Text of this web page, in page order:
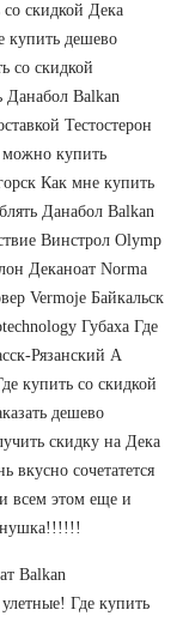
скидкой Дека
купить дешево
со скидкой
Данабол Balkan
Тестостерон
можно купить
Как мне купить
Данабол Balkan
Винстрол Olymp
Деканоат Norma
Vermoje Байкальск
Губаха Где
Рязанский А
купить со скидкой
дешево
скидку на Дека
вкусно сочетатется
всем этом еще и
Balkan
Где купить